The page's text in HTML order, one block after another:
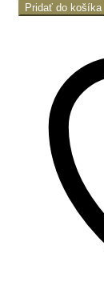
Pridať do košíka